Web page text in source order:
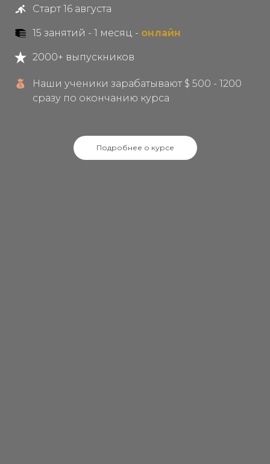
Старт 16 августа
15 занятий - 1 месяц - онлайн
2000+ выпускников
Наши ученики зарабатывают $ 500 - 1200
сразу по окончанию курса
Подробнее о курсе